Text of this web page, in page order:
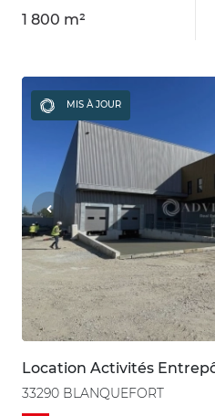
1 800 m²
MIS À JOUR
Location Activités
33290 BLANQUEFORT